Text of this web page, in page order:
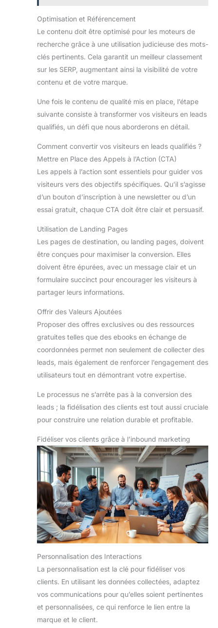
Optimisation et Référencement
Le contenu doit être optimisé pour les moteurs de
recherche grâce à une utilisation judicieuse des mots-
clés pertinents. Cela garantit un meilleur classement
sur les SERP, augmentant ainsi la visibilité de votre
contenu et de votre marque.
Une fois le contenu de qualité mis en place, l’étape
suivante consiste à transformer vos visiteurs en leads
qualifiés, un défi que nous aborderons en détail.
Comment convertir vos visiteurs en leads qualifiés ?
Mettre en Place des Appels à l’Action (CTA)
Les appels à l’action sont essentiels pour guider vos
visiteurs vers des objectifs spécifiques. Qu’il s’agisse
d’un bouton d’inscription à une newsletter ou d’un
essai gratuit, chaque CTA doit être clair et persuasif.
Utilisation de Landing Pages
Les pages de destination, ou landing pages, doivent
être conçues pour maximiser la conversion. Elles
doivent être épurées, avec un message clair et un
formulaire succinct pour encourager les visiteurs à
partager leurs informations.
Offrir des Valeurs Ajoutées
Proposer des offres exclusives ou des ressources
gratuites telles que des ebooks en échange de
coordonnées permet non seulement de collecter des
leads, mais également de renforcer l’engagement des
utilisateurs tout en démontrant votre expertise.
Le processus ne s’arrête pas à la conversion des
leads ; la fidélisation des clients est tout aussi cruciale
pour construire une relation durable et profitable.
Fidéliser vos clients grâce à l’inbound marketing
Personnalisation des Interactions
La personnalisation est la clé pour fidéliser vos
clients. En utilisant les données collectées, adaptez
vos communications pour qu’elles soient pertinentes
et personnalisées, ce qui renforce le lien entre la
marque et le client.